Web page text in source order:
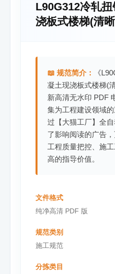
L90G312冷轧
浇板式楼梯(清
📖 规范简介：
《
凝土现浇板式楼梯(
新高清无水印 PDF
集为工程建设领域
过【大猫工厂】全
了影响阅读的广告
工程质量把控、施
高的指导价值。
文件格式
纯净高清 PDF 版
规范类别
施工规范
分拣类目